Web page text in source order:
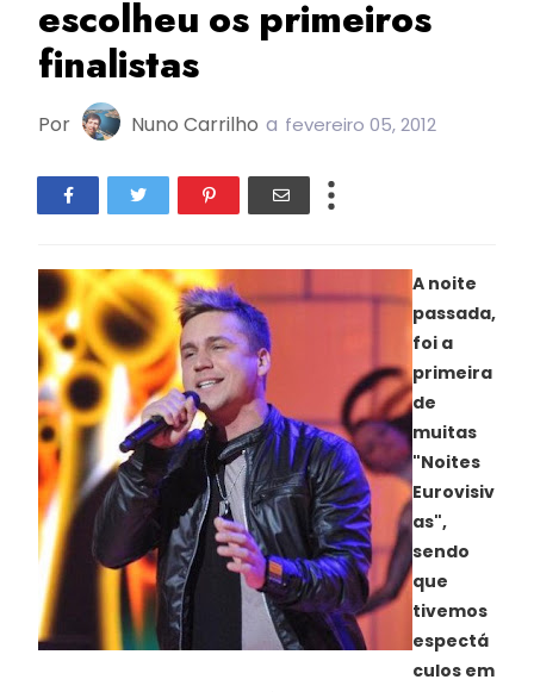
escolheu os primeiros
finalistas
Por Nuno Carrilho a fevereiro 05, 2012
A noite
passada,
foi a
primeira
de
muitas
"Noites
Eurovisiv
as",
sendo
que
tivemos
espectá
culos em